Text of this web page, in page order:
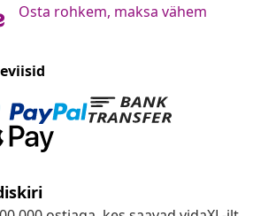
Osta rohkem, maksa vähem